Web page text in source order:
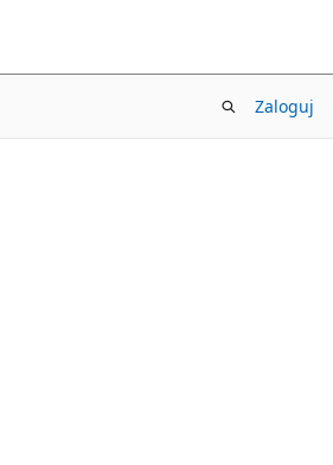
Zaloguj